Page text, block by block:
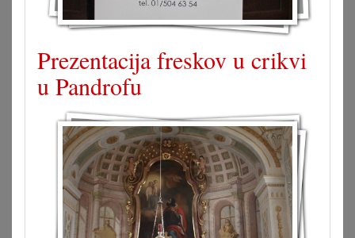
Prezentacija freskov u crikvi
u Pandrofu